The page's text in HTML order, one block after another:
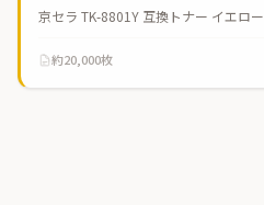
京セラ TK-8801Y 互換トナー イエロー
約20,000枚